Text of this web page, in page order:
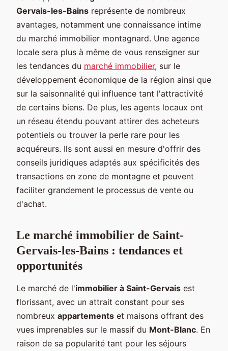
Gervais-les-Bains représente de nombreux
avantages, notamment une connaissance intime
du marché immobilier montagnard. Une agence
locale sera plus à même de vous renseigner sur
les tendances du marché immobilier, sur le
développement économique de la région ainsi que
sur la saisonnalité qui influence tant l'attractivité
de certains biens. De plus, les agents locaux ont
un réseau étendu pouvant attirer des acheteurs
potentiels ou trouver la perle rare pour les
acquéreurs. Ils sont aussi en mesure d'offrir des
conseils juridiques adaptés aux spécificités des
transactions en zone de montagne et peuvent
faciliter grandement le processus de vente ou
d'achat.
Le marché immobilier de Saint-
Gervais-les-Bains : tendances et
opportunités
Le marché de l'immobilier à Saint-Gervais est
florissant, avec un attrait constant pour ses
nombreux appartements et maisons offrant des
vues imprenables sur le massif du Mont-Blanc. En
raison de sa popularité tant pour les séjours